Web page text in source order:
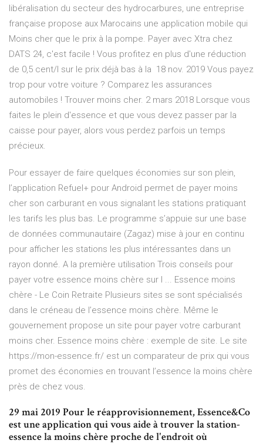
libéralisation du secteur des hydrocarbures, une entreprise
française propose aux Marocains une application mobile qui
Moins cher que le prix à la pompe. Payer avec Xtra chez
DATS 24, c'est facile ! Vous profitez en plus d'une réduction
de 0,5 cent/l sur le prix déjà bas à la 18 nov. 2019 Vous payez
trop pour votre voiture ? Comparez les assurances
automobiles ! Trouver moins cher. 2 mars 2018 Lorsque vous
faites le plein d'essence et que vous devez passer par la
caisse pour payer, alors vous perdez parfois un temps
précieux.
Pour essayer de faire quelques économies sur son plein,
l’application Refuel+ pour Android permet de payer moins
cher son carburant en vous signalant les stations pratiquant
les tarifs les plus bas. Le programme s’appuie sur une base
de données communautaire (Zagaz) mise à jour en continu
pour afficher les stations les plus intéressantes dans un
rayon donné. A la première utilisation Trois conseils pour
payer votre essence moins chère sur l ... Essence moins
chère - Le Coin Retraite Plusieurs sites se sont spécialisés
dans le créneau de l’essence moins chère. Même le
gouvernement propose un site pour payer votre carburant
moins cher. Essence moins chère : exemple de site. Le site
https://mon-essence.fr/ est un comparateur de prix qui vous
promet des économies en trouvant l’essence la moins chère
près de chez vous.
29 mai 2019 Pour le réapprovisionnement, Essence&Co
est une application qui vous aide à trouver la station-
essence la moins chère proche de l'endroit où